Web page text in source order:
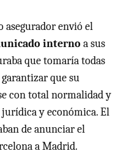
asegurador envió el
interno a sus
que tomaría todas
que su
con total normalidad y
y económica. El
de anunciar el
a Madrid.